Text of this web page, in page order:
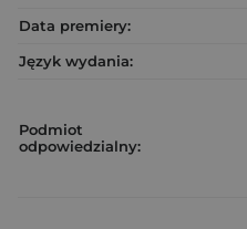
Data premiery:
Język wydania:
Podmiot
odpowiedzialny: